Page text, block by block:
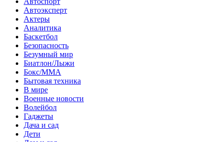
Автоэксперт
Актеры
Аналитика
Баскетбол
Безопасность
Безумный мир
Биатлон/Лыжи
Бокс/MMA
Бытовая техника
В мире
Военные новости
Волейбол
Гаджеты
Дача и сад
Дети